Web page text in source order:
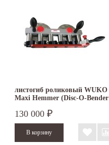
листогиб роликовый WUKO
Maxi Hemmer (Disc-O-Bender
130 000 ₽